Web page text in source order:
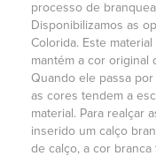
processo de
Disponibilizamos as
Colorida. Este
mantém a cor original
Quando ele passa
as cores tendem a
material. Para realçar
inserido um calço
de calço, a cor